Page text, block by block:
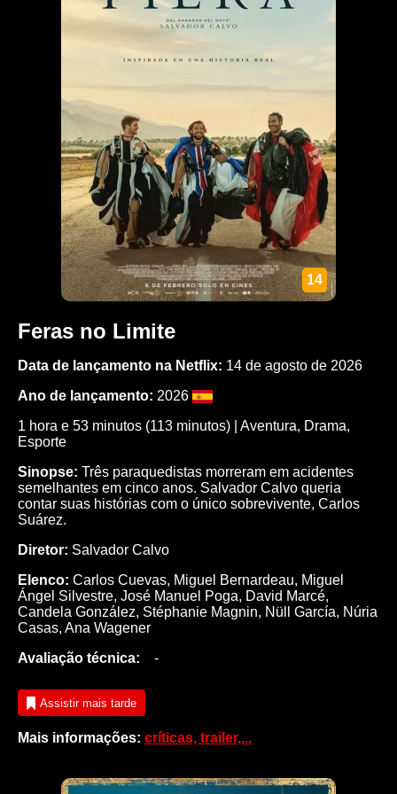
14
Feras no Limite
Data de lançamento na Netflix: 14 de agosto de 2026
Ano de lançamento: 2026
1 hora e 53 minutos (113 minutos) | Aventura, Drama,
Esporte
Sinopse: Três paraquedistas morreram em acidentes
semelhantes em cinco anos. Salvador Calvo queria
contar suas histórias com o único sobrevivente, Carlos
Suárez.
Diretor: Salvador Calvo
Elenco: Carlos Cuevas, Miguel Bernardeau, Miguel
Ángel Silvestre, José Manuel Poga, David Marcé,
Candela González, Stéphanie Magnin, Nüll García, Núria
Casas, Ana Wagener
Avaliação técnica:
-
Assistir mais tarde
Mais informações: críticas, trailer,...